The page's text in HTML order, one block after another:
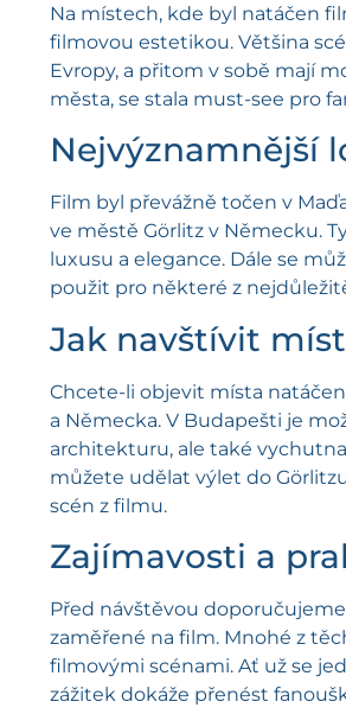
Na místech, kde byl natáčen
filmovou estetikou. Většina
Evropy, a přitom v sobě mají
města, se stala must-see pro
Nejvýznamnější
Film byl převážně točen v
ve městě Görlitz v Německu.
luxusu a elegance. Dále se
použit pro některé z
Jak navštívit
Chcete-li objevit místa
a Německa. V Budapešti je
architekturu, ale také
můžete udělat výlet do
scén z filmu.
Zajímavosti a
Před návštěvou
zaměřené na film. Mnohé z
filmovými scénami. Ať už se
zážitek dokáže přenést